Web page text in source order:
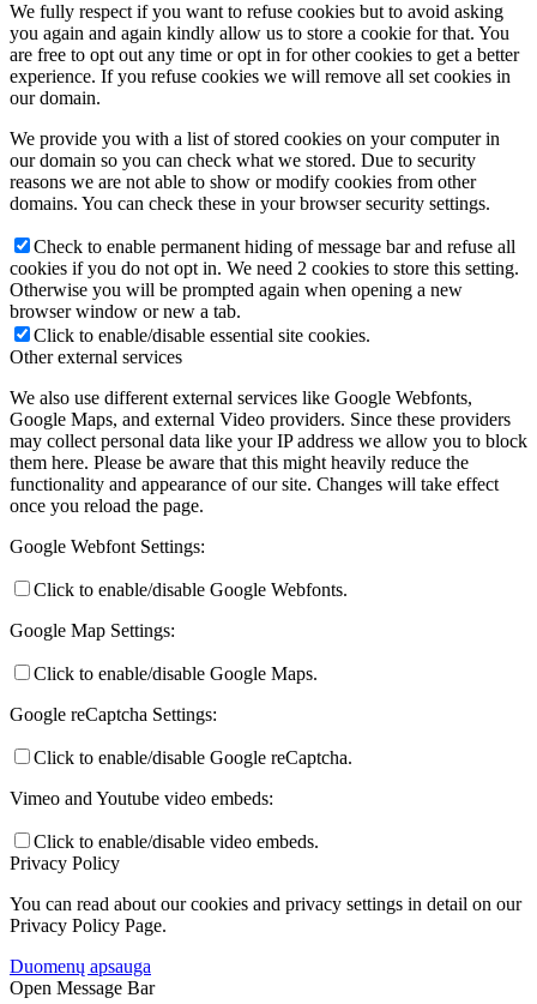
We fully respect if you want to refuse cookies but to avoid asking
you again and again kindly allow us to store a cookie for that. You
are free to opt out any time or opt in for other cookies to get a better
experience. If you refuse cookies we will remove all set cookies in
our domain.
We provide you with a list of stored cookies on your computer in
our domain so you can check what we stored. Due to security
reasons we are not able to show or modify cookies from other
domains. You can check these in your browser security settings.
Check to enable permanent hiding of message bar and refuse all
cookies if you do not opt in. We need 2 cookies to store this setting.
Otherwise you will be prompted again when opening a new
browser window or new a tab.
Click to enable/disable essential site cookies.
Other external services
We also use different external services like Google Webfonts,
Google Maps, and external Video providers. Since these providers
may collect personal data like your IP address we allow you to block
them here. Please be aware that this might heavily reduce the
functionality and appearance of our site. Changes will take effect
once you reload the page.
Google Webfont Settings:
Click to enable/disable Google Webfonts.
Google Map Settings:
Click to enable/disable Google Maps.
Google reCaptcha Settings:
Click to enable/disable Google reCaptcha.
Vimeo and Youtube video embeds:
Click to enable/disable video embeds.
Privacy Policy
You can read about our cookies and privacy settings in detail on our
Privacy Policy Page.
Duomenų apsauga
Open Message Bar